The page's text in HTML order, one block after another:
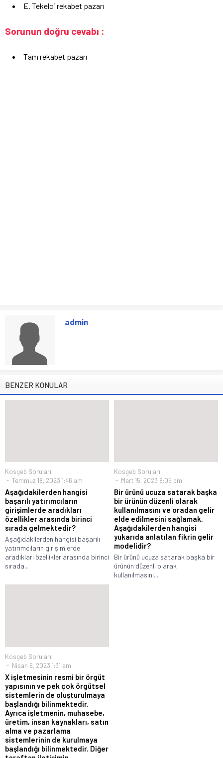
E. Tekelci rekabet pazarı
Sorunun doğru cevabı :
Tam rekabet pazarı
admin
BENZER KONULAR
Kosgeb Soruları
Temmuz 18, 2023 1:46 am
Aşağıdakilerden hangisi
başarılı yatırımcıların
girişimlerde aradıkları
özellikler arasında birinci
sırada gelmektedir?
Aşağıdakilerden hangisi başarılı
yatırımcıların girişimlerde
aradıkları özellikler arasında birinci
sırada...
Kosgeb Soruları
Mart 15, 2023 8:05 pm
Bir ürünü ucuza satarak başka
bir ürünün düzenli olarak
kullanılmasını ve oradan gelir
elde edilmesini sağlamak.
Aşağıdakilerden hangisi
yukarıda anlatılan fikrin gelir
modelidir?
Bir ürünü ucuza satarak başka bir
ürünün düzenli olarak
kullanılmasını...
Kosgeb Soruları
Nisan 6, 2023 1:31 am
X işletmesinin resmi bir örgüt
yapısının ve pek çok örgütsel
sistemlerin de oluşturulmaya
başlandığı bilinmektedir.
Ayrıca işletmenin, muhasebe,
üretim, insan kaynakları, satın
alma ve pazarlama
sistemlerinin de kurulmaya
başlandığı bilinmektedir. Diğer